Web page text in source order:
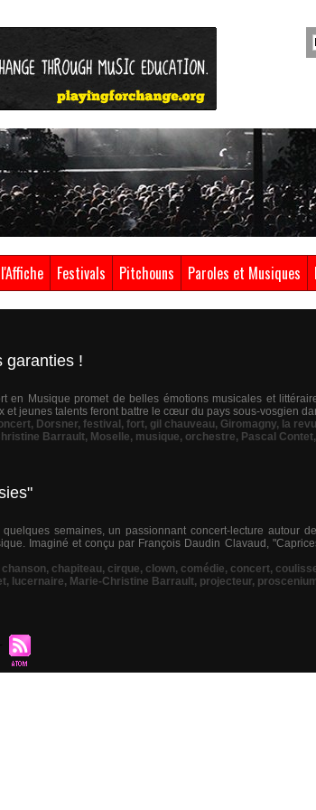
Festivals Pitchouns Paroles et Musiques
garanties !
en Musique promet de belles émotions musicales et
et jeunes talents feront battre le cœur du pays sous-vosgien
, Dorsner, festival , fort, gil chauveau, Giromagny, la
Barrault, Moselle, musique, orchestre, Pascal Contet,
semaines, un passionnant concert-lecture autour
Imaginé et conçu par François Daudin Clavaud,
chanson, chapiteau, cirque, clown, comédie, concert,
, lucernaire, Marie-Christine Barrault, projecteur,